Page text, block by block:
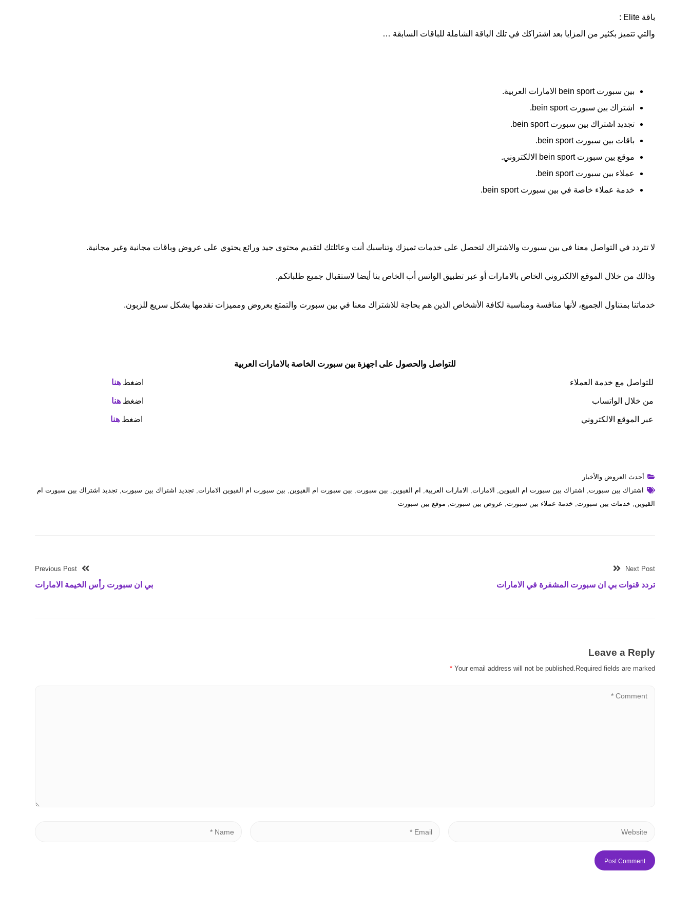
باقة Elite :
والتي تتميز بكثير من المزايا بعد اشتراكك في تلك الباقة الشاملة للباقات السابقة …
بين سبورت bein sport الامارات العربية.
اشتراك بين سبورت bein sport.
تجديد اشتراك بين سبورت bein sport.
باقات بين سبورت bein sport.
موقع بين سبورت bein sport الالكتروني.
عملاء بين سبورت bein sport.
خدمة عملاء خاصة في بين سبورت bein sport.
لا تتردد في التواصل معنا في بين سبورت والاشتراك لتحصل على خدمات تميزك وتناسبك أنت وعائلتك لتقديم محتوى جيد ورائع يحتوي على عروض وباقات مجانية وغير مجانية.
وذالك من خلال الموقع الالكتروني الخاص بالامارات أو عبر تطبيق الواتس أب الخاص بنا أيضا لاستقبال جميع طلباتكم.
خدماتنا بمتناول الجميع، لأنها منافسة ومناسبة لكافة الأشخاص الذين هم بحاجة للاشتراك معنا في بين سبورت والتمتع بعروض ومميزات نقدمها بشكل سريع للزبون.
للتواصل والحصول على اجهزة بين سبورت الخاصة بالامارات العربية
للتواصل مع خدمة العملاء اضغط هنا
من خلال الواتساب اضغط هنا
عبر الموقع الالكتروني اضغط هنا
أحدث العروض والأخبار
اشتراك بين سبورت, اشتراك بين سبورت ام القيوين, الامارات, الامارات العربية, ام القيوين, بين سبورت, بين سبورت ام القيوين, بين سبورت ام القيوين الامارات,تجديد اشتراك بين سبورت,تجديد اشتراك بين سبورت ام
القيوين, خدمات بين سبورت, خدمة عملاء بين سبورت, عروض بين سبورت, موقع بين سبورت
Previous Post
بي ان سبورت رأس الخيمة الامارات
Next Post
تردد قنوات بي ان سبورت المشفرة في الامارات
Leave a Reply
Your email address will not be published.Required fields are marked
*